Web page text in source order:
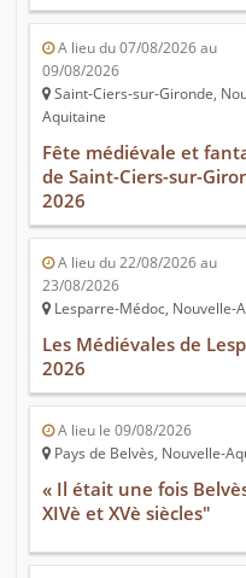
A lieu du 07/08/2026 au
09/08/2026
Saint-Ciers-sur-Gironde,
Aquitaine
Fête médiévale et
de Saint-Ciers-sur-
2026
A lieu du 22/08/2026 au
23/08/2026
Lesparre-Médoc, Nouvelle-
Les Médiévales de
2026
A lieu le 09/08/2026
Pays de Belvès, Nouvelle-
« Il était une fois
XIVè et XVè siècles"